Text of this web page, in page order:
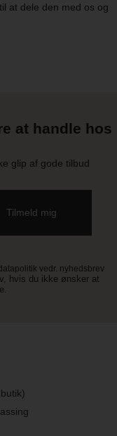
at dele den med os og
at handle hos
glip af gode tilbud
vedr. nyhedsbrev
hvis du ikke ønsker at